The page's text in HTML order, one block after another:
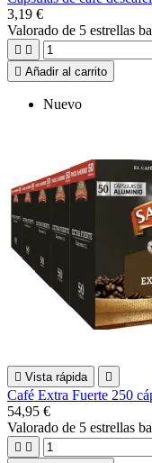
3,19 €
Valorado de 5 estrellas
 
 Añadir al carrito
Nuevo
 Vista rápida 
Café Extra Fuerte 250
54,95 €
Valorado de 5 estrellas
 